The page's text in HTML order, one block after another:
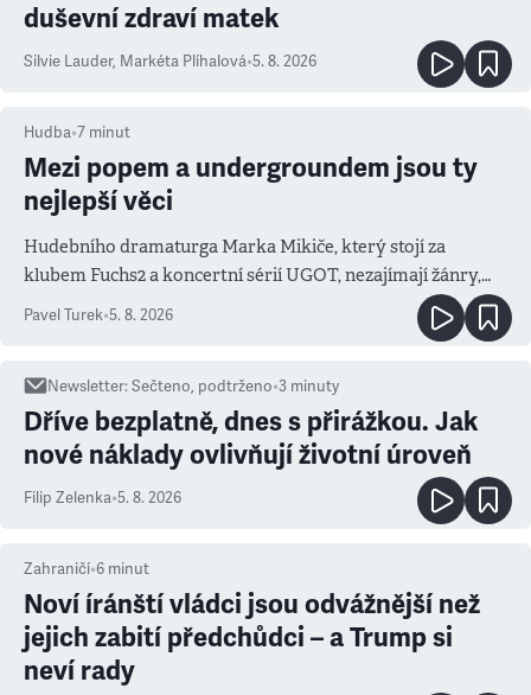
duševní zdraví matek
Silvie Lauder, Markéta Plíhalová•5. 8. 2026
Hudba•7 minut
Mezi popem a undergroundem jsou ty
nejlepší věci
Hudebního dramaturga Marka Mikiče, který stojí za
klubem Fuchs2 a koncertní sérií UGOT, nezajímají žánry,
Pavel Turek•5. 8. 2026
Newsletter:Sečteno, podtrženo•3 minuty
Dříve bezplatně, dnes s přirážkou. Jak
nové náklady ovlivňují životní úroveň
Filip Zelenka•5. 8. 2026
Zahraničí•6 minut
Noví íránští vládci jsou odvážnější než
jejich zabití předchůdci – a Trump si
neví rady